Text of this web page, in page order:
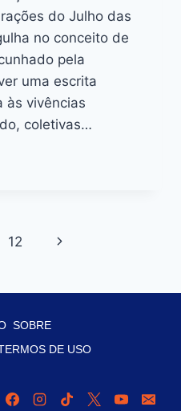
do Julho das
no conceito de
pela
uma escrita
às vivências
coletivas…
12
SOBRE
DE USO